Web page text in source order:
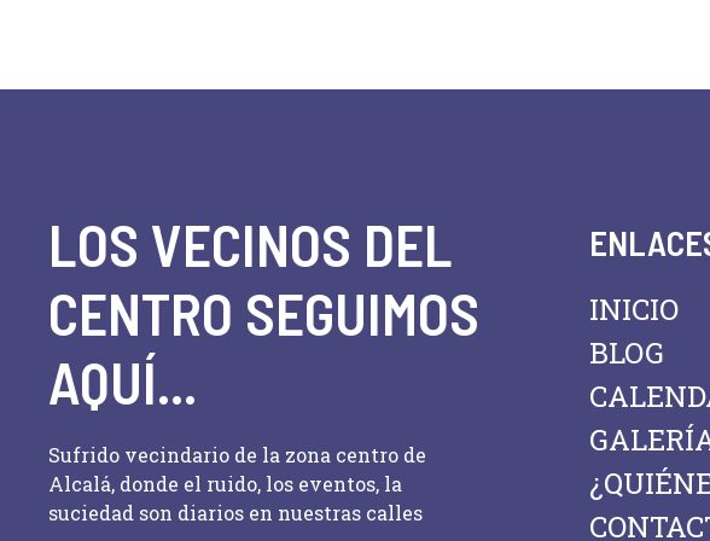
LOS VECINOS DEL
CENTRO SEGUIMOS
AQUÍ...
Sufrido vecindario de la zona centro de
Alcalá, donde el ruido, los eventos, la
suciedad son diarios en nuestras calles
INICIO
BLOG